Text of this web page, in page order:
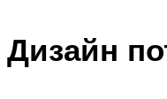
Дизайн